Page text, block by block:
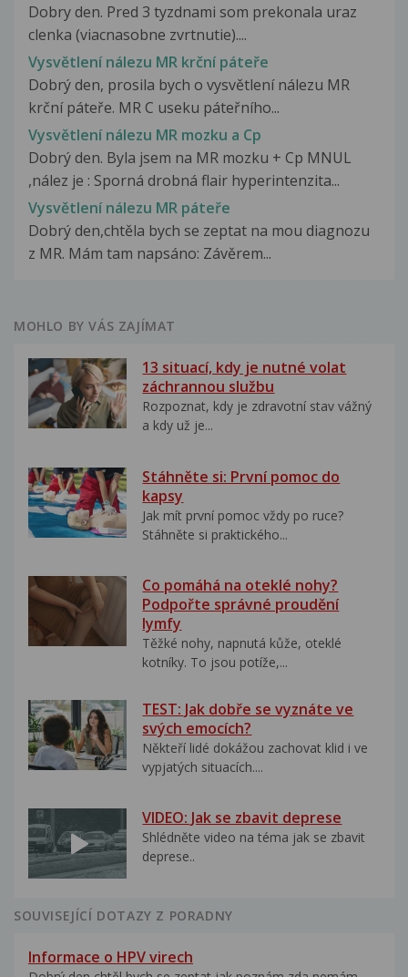
Dobry den. Pred 3 tyzdnami som prekonala uraz
clenka (viacnasobne zvrtnutie)....
Vysvětlení nálezu MR krční páteře
Dobrý den, prosila bych o vysvětlení nálezu MR
krční páteře. MR C useku páteřního...
Vysvětlení nálezu MR mozku a Cp
Dobrý den. Byla jsem na MR mozku + Cp MNUL
,nález je : Sporná drobná flair hyperintenzita...
Vysvětlení nálezu MR páteře
Dobrý den,chtěla bych se zeptat na mou diagnozu
z MR. Mám tam napsáno: Závěrem...
MOHLO BY VÁS ZAJÍMAT
13 situací, kdy je nutné volat
záchrannou službu
Rozpoznat, kdy je zdravotní stav vážný
a kdy už je...
Stáhněte si: První pomoc do
kapsy
Jak mít první pomoc vždy po ruce?
Stáhněte si praktického...
Co pomáhá na oteklé nohy?
Podpořte správné proudění
lymfy
Těžké nohy, napnutá kůže, oteklé
kotníky. To jsou potíže,...
TEST: Jak dobře se vyznáte ve
svých emocích?
Někteří lidé dokážou zachovat klid i ve
vypjatých situacích....
VIDEO: Jak se zbavit deprese
Shlédněte video na téma jak se zbavit
deprese..
SOUVISEJÍCÍ DOTAZY Z PORADNY
Informace o HPV virech